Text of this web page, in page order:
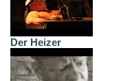
Der Heizer